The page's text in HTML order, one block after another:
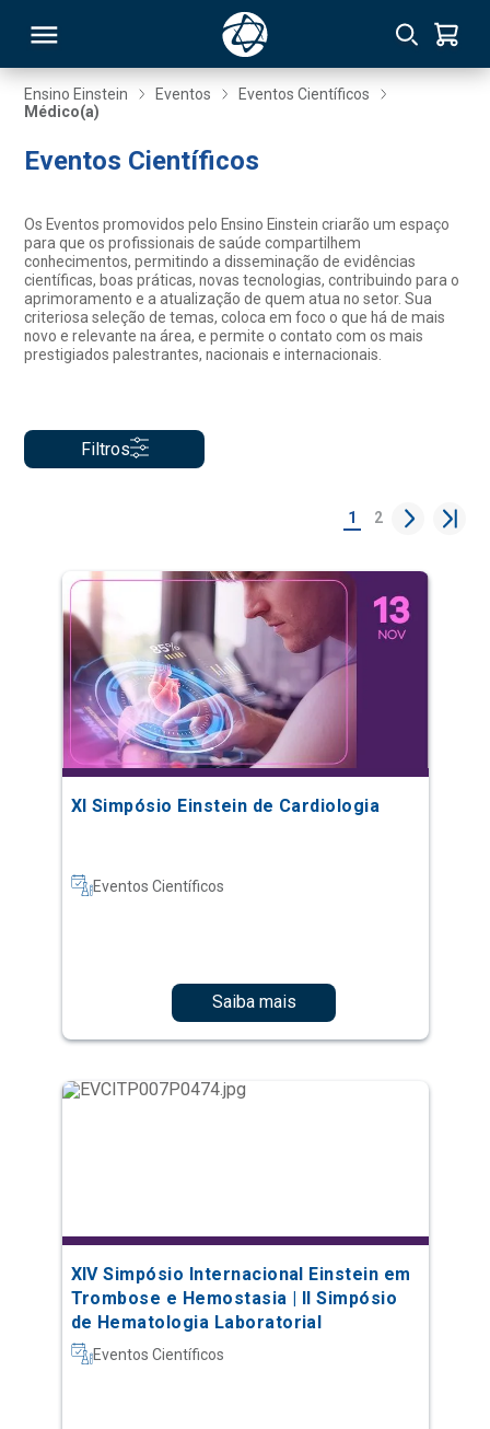
Ensino Einstein Eventos
Eventos Científicos
Médico(a)
Eventos Científicos
Os Eventos promovidos pelo Ensino Einstein criarão um espaço
para que os profissionais de saúde compartilhem
conhecimentos, permitindo a disseminação de evidências
científicas, boas práticas, novas tecnologias, contribuindo para o
aprimoramento e a atualização de quem atua no setor. Sua
criteriosa seleção de temas, coloca em foco o que há de mais
novo e relevante na área, e permite o contato com os mais
prestigiados palestrantes, nacionais e internacionais.
Filtros
1 2
XI Simpósio Einstein de Cardiologia
Eventos Científicos
Saiba mais
XIV Simpósio Internacional Einstein em
Trombose e Hemostasia | II Simpósio
de Hematologia Laboratorial
Eventos Científicos